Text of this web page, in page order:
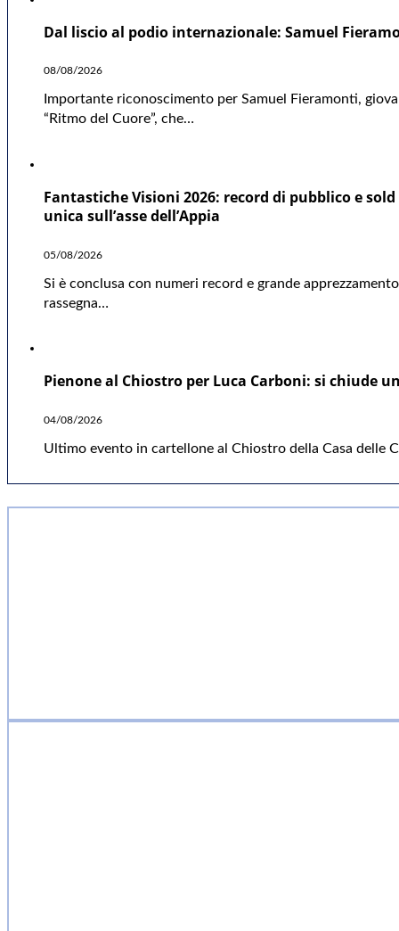
Dal liscio al podio internazionale: Samuel
08/08/2026
Importante riconoscimento per Samuel Fieramonti,
“Ritmo del Cuore”, che…
Fantastiche Visioni 2026: record di pubblico e
unica sull’asse dell’Appia
05/08/2026
Si è conclusa con numeri record e grande
rassegna…
Pienone al Chiostro per Luca Carboni: si chiude
04/08/2026
Ultimo evento in cartellone al Chiostro della Casa delle